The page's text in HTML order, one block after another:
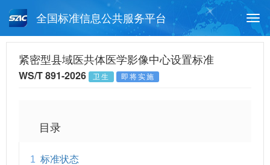
全国标准信息公共服务平台
月报查询 标准公告查询
紧密型县域医共体医学影像中心设置标准
WS/T 891-2026 卫生 即将实施
目录
1 标准状态